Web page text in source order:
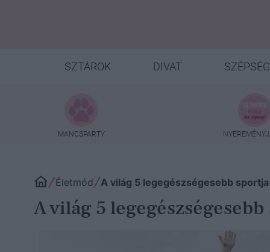
SZTÁROK DIVAT SZÉPSÉG
MANCSPARTY
Életmód A világ 5 legegészségesebb
A világ 5